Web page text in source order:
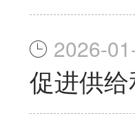
2026-
促进供